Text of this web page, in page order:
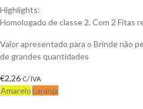
Highlights:
Homologado de classe 2. Com 2
Valor apresentado para o Brinde não
de grandes quantidades
€2,26 C/ IVA
AmareloLaranja